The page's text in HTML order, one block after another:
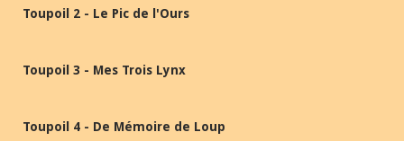
Toupoil 2 - Le Pic de l'Ours
Toupoil 3 - Mes Trois Lynx
Toupoil 4 - De Mémoire de Loup